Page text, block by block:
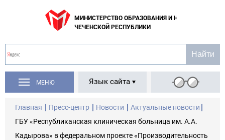
МИНИСТЕРСТВО ОБРАЗОВАНИЯ И НАУКИ
ЧЕЧЕНСКОЙ РЕСПУБЛИКИ
МЕНЮ Язык сайта
Главная Пресс-центр Новости
Актуальные новости
ГБУ «Республиканская клиническая больница им. А.А.
Кадырова» в федеральном проекте «Производительность